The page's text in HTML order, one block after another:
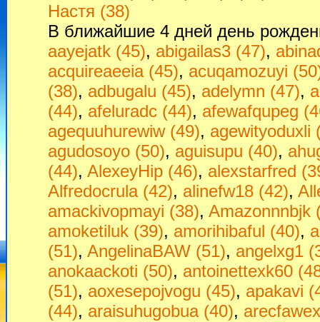
Настя (38)
В ближайшие 4 дней день
aayejatk (45), abigailas3 (47),
acquireaeeia (45), acuqamozuyi
(38), adbugalu (45), adelymn (47),
(44), afeluradc (44), afewafqupeg
agequuhurewiw (49), agewityoduxli
agudosoyo (50), aguisupu (40),
(44), AlexeyHip (46), alexstarfred
Alfredocrula (42), alinefw18 (42),
amackivopmayi (38), Amazonnnbjk
amoketiluk (39), amorihibaful (40),
(51), AngelinaBAW (51), angelxg1
anokaackoti (50), antoinettexk60
(51), aoxesepojvogu (45), apakavi
(44), araisuhugobua (40),